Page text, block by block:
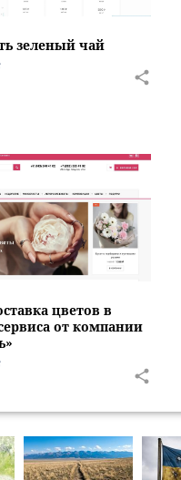
зеленый чай
цветов в
от компании